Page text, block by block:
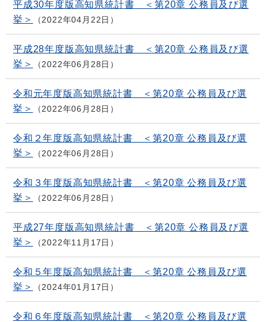
平成30年度版高知県統計書 ＜第20章 公務員及び選
挙＞
2022年04月22日
平成28年度版高知県統計書 ＜第20章 公務員及び選
挙＞
2022年06月28日
令和元年度版高知県統計書 ＜第20章 公務員及び選
挙＞
2022年06月28日
令和２年度版高知県統計書 ＜第20章 公務員及び選
挙＞
2022年06月28日
令和３年度版高知県統計書 ＜第20章 公務員及び選
挙＞
2022年06月28日
平成27年度版高知県統計書 ＜第20章 公務員及び選
挙＞
2022年11月17日
令和５年度版高知県統計書 ＜第20章 公務員及び選
挙＞
2024年01月17日
令和６年度版高知県統計書 ＜第20章 公務員及び選